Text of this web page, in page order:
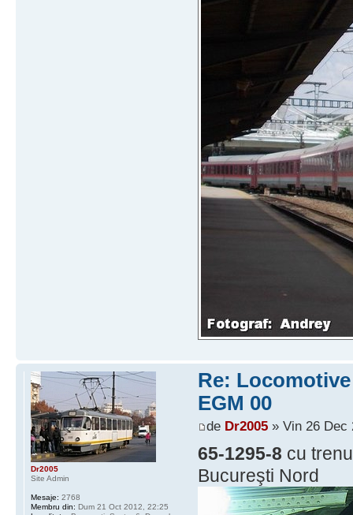
Re:
EGM 00
de Dr2005» Vin 26 Dec
65-1295-8 cu
Bucureşti Nord
Dr2005
Site Admin
Mesaje: 2768
Membru din: Dum 21 Oct 2012, 22:25